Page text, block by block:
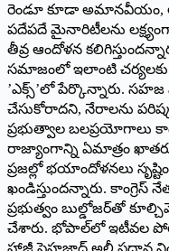
రెండూ కూడా అమానవీయం,
పదేపదే మైనారిటీలను
తీవ్ర ఆందోళన
సమాజంలో ఇలాంటి
’ఎక్స్’‌లో పేర్కొన్నారు.
చేసుకోరాదని, నేరాలను
ప్రభుత్వాల బలప్రయోగాలు
రాజ్యాంగాన్ని ఏమాత్రం
ప్రజల్లో భయాందోళనలు
ఖండిస్తుందన్నారు.
‌ప్రభుత్వం బుల్డోజర్‌తో
చేశారు. భోపాల్‌లో ఇటీవల
హాజీ షెహజాద్‌ అలీ ప్రధాన